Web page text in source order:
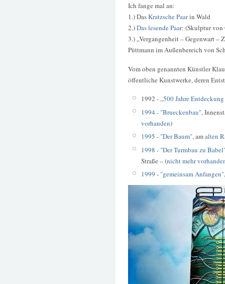
Ich fange mal an:
1.) DasKratzsche Paarin Wald
2.)Das lesende Paar: (Skulptur von
3.) „Vergangenheit – Gegenwart
Püttmann im Außenbereich von
Vom oben genannten Künstler
öffentliche Kunstwerke, deren
1992 -„500 Jahre
1994 - "Brueckenbau",
vorhanden)
1995 - "Der Baum", amalten
1998 - "Der Turmbau zu
Straße – (nicht mehr
1999 - "gemeinsam Anfangen"